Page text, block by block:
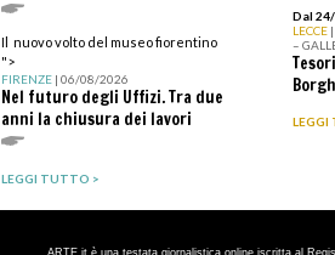
Il nuovo volto del museo fiorentino
">
FIRENZE| 06/08/2026
Nel futuro degli Uffizi. Tra due
anni la chiusura dei lavori
LEGGI TUTTO >
Dal
LECCE
–
LEGGI